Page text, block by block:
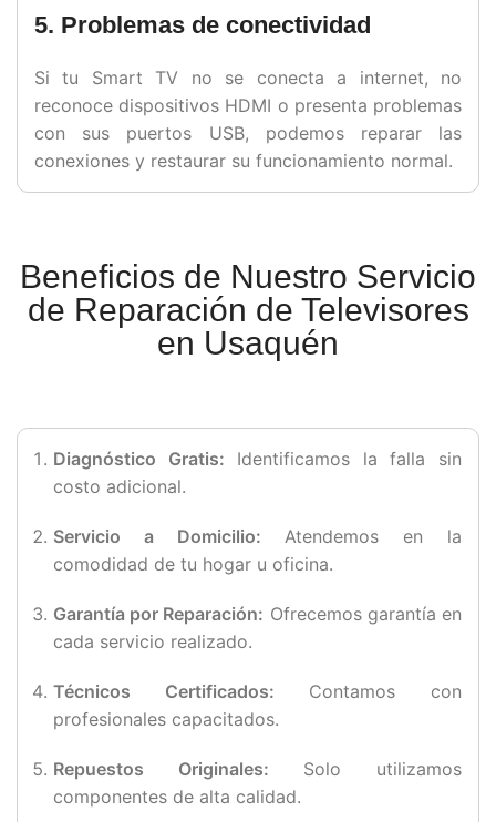
5. Problemas de conectividad
Si tu Smart TV no se conecta a internet, no
reconoce dispositivos HDMI o presenta problemas
con sus puertos USB, podemos reparar las
conexiones y restaurar su funcionamiento normal.
Beneficios de Nuestro Servicio
de Reparación de Televisores
en Usaquén
Diagnóstico Gratis: Identificamos la falla sin
costo adicional.
Servicio a Domicilio: Atendemos en la
comodidad de tu hogar u oficina.
Garantía por Reparación: Ofrecemos garantía en
cada servicio realizado.
Técnicos Certificados: Contamos con
profesionales capacitados.
Repuestos Originales: Solo utilizamos
componentes de alta calidad.